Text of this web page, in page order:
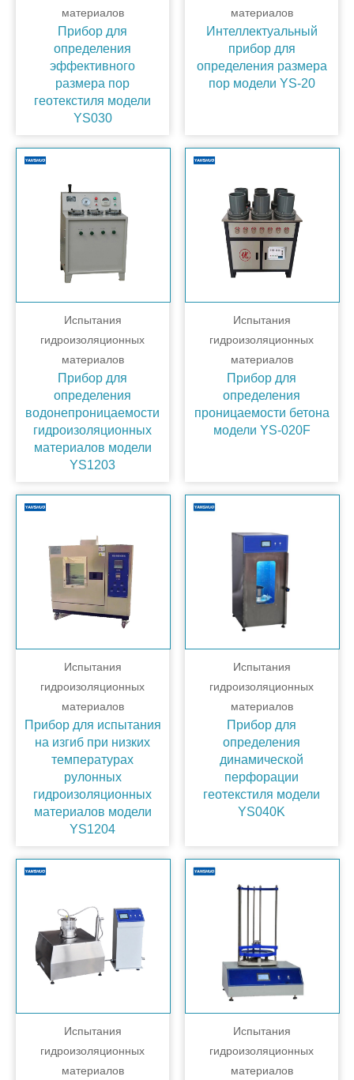
материалов
Прибор для
определения
эффективного
размера пор
геотекстиля модели
YS030
материалов
Интеллектуальный
прибор для
определения размера
пор модели YS-20
Испытания
гидроизоляционных
материалов
Прибор для
определения
водонепроницаемости
гидроизоляционных
материалов модели
YS1203
Испытания
гидроизоляционных
материалов
Прибор для
определения
проницаемости бетона
модели YS-020F
Испытания
гидроизоляционных
материалов
Прибор для испытания
на изгиб при низких
температурах
рулонных
гидроизоляционных
материалов модели
YS1204
Испытания
гидроизоляционных
материалов
Прибор для
определения
динамической
перфорации
геотекстиля модели
YS040K
Испытания
гидроизоляционных
материалов
Испытания
гидроизоляционных
материалов